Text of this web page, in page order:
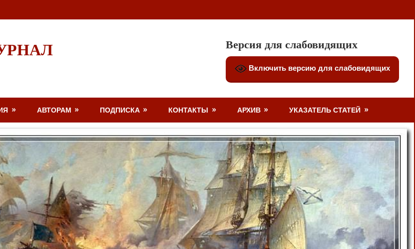
Версия для слабовидящих
Включить версию для слабовидящих
АВТОРАМ ПОДПИСКА КОНТАКТЫ АРХИВ УКАЗАТЕЛЬ СТАТЕЙ